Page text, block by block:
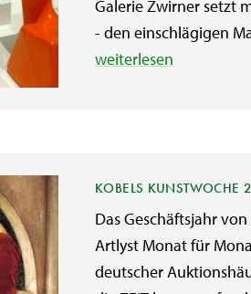
Galerie Zwirner setzt
- den einschlägigen
weiterlesen
KOBELS KUNSTWOCHE
Das Geschäftsjahr
Artlyst Monat für
deutscher